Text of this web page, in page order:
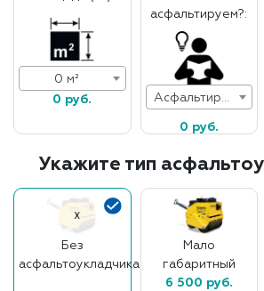
0 м²
0 руб.
асфальтируем?:
Асфальтирование дорог
0 руб.
Укажите тип
Без
асфальтоукладчика
Мало
габаритный
6 500 руб.